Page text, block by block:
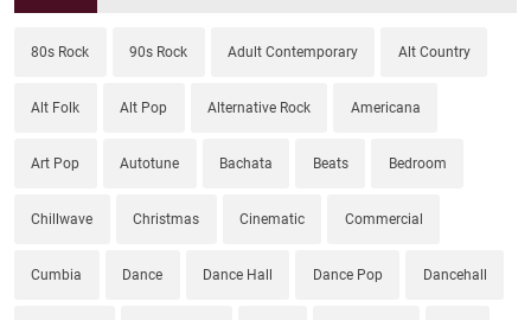
80s Rock 90s Rock Adult Contemporary Alt Country
Alt Folk Alt Pop Alternative Rock Americana
Art Pop Autotune Bachata Beats Bedroom
Chillwave Christmas Cinematic Commercial
Cumbia Dance Dance Hall Dance Pop Dancehall